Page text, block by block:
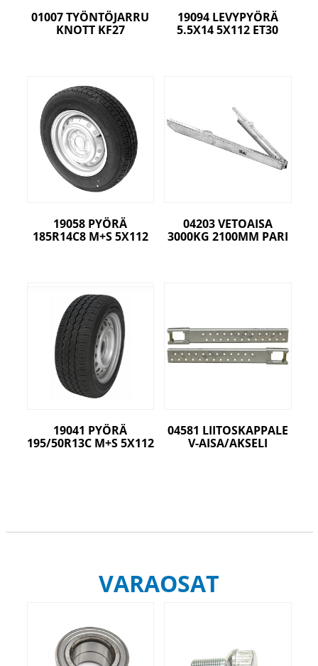
01007 TYÖNTÖJARRU
KNOTT KF27
19094 LEVYPYÖRÄ
5.5X14 5X112 ET30
19058 PYÖRÄ
185R14C8 M+S 5X112
04203 VETOAISA
3000KG 2100MM PARI
19041 PYÖRÄ
195/50R13C M+S 5X112
04581 LIITOSKAPPALE
V-AISA/AKSELI
VARAOSAT